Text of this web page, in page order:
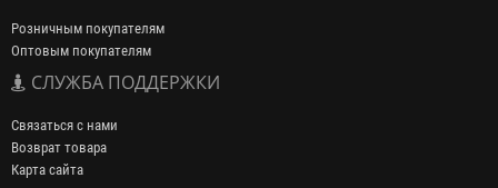
Розничным покупателям
Оптовым покупателям
СЛУЖБА ПОДДЕРЖКИ
Связаться с нами
Возврат товара
Карта сайта